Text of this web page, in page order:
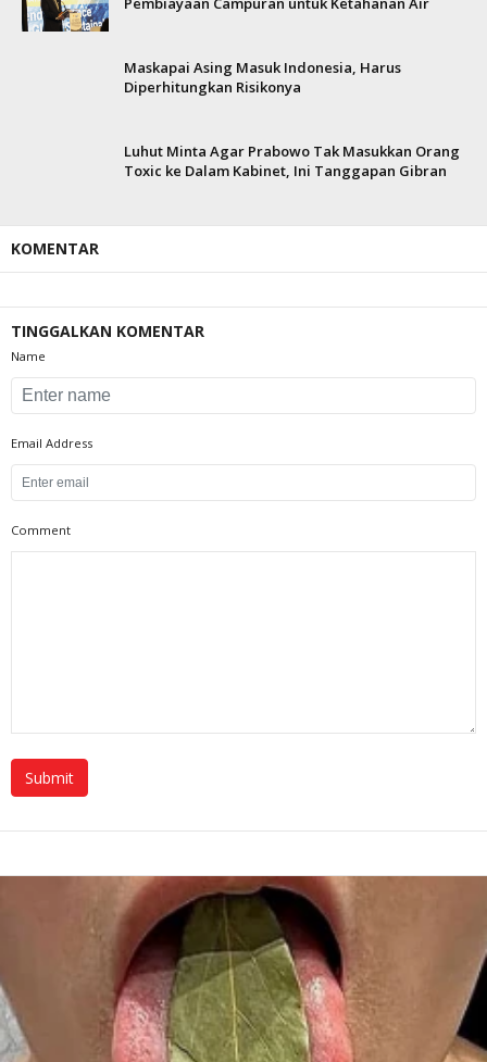
Maskapai Asing Masuk Indonesia, Harus
Diperhitungkan Risikonya
Luhut Minta Agar Prabowo Tak Masukkan Orang
Toxic ke Dalam Kabinet, Ini Tanggapan Gibran
KOMENTAR
TINGGALKAN KOMENTAR
Name
Email Address
Comment